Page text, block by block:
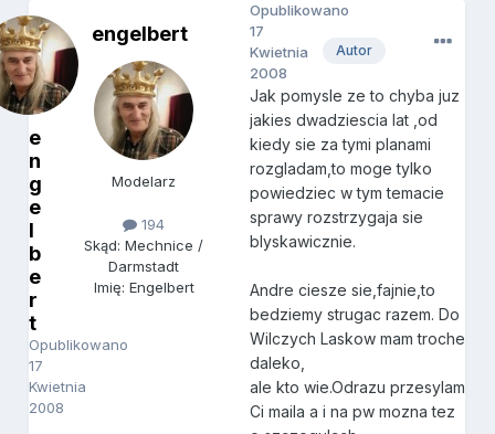
e
n
g
e
l
b
e
r
t
Opublikowano
17
Kwietnia
2008
engelbert
Modelarz
194
Skąd: Mechnice /
Darmstadt
Imię: Engelbert
Autor
Opublikowano
17
Kwietnia
2008
Jak pomysle ze to chyba juz
jakies dwadziescia lat ,od
kiedy sie za tymi planami
rozgladam,to moge tylko
powiedziec w tym temacie
sprawy rozstrzygaja sie
blyskawicznie.
Andre ciesze sie,fajnie,to
bedziemy strugac razem. Do
Wilczych Laskow mam troche
daleko,
ale kto wie.Odrazu przesylam
Ci maila a i na pw mozna tez